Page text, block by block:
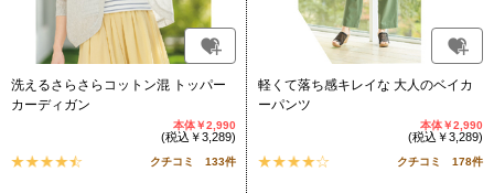
洗えるさらさらコットン混 トッパー
カーディガン
本体￥2,990
(税込￥3,289)
クチコミ 133件
軽くて落ち感キレイな 大人のベイカ
ーパンツ
本体￥2,990
(税込￥3,289)
クチコミ 178件